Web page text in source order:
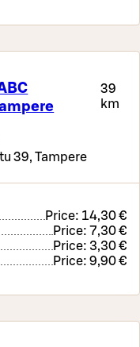
39
km
39, Tampere
Price: 14,30 €
Price: 7,30 €
Price: 3,30 €
Price: 9,90 €